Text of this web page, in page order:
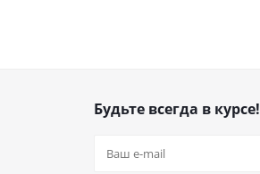
Будьте всегда в курсе!